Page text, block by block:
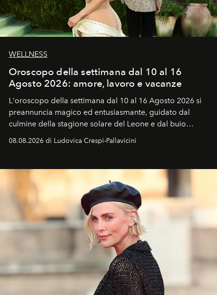
WELLNESS
Oroscopo della settimana dal 10 al 16
Agosto 2026: amore, lavoro e vacanze
L'oroscopo della settimana dal 10 al 16 Agosto 2026 si
preannuncia magico ed entusiasmante, guidato dal
culmine della stagione solare del Leone e dal buio
favorevole della Luna nuova in Leone del 12 agosto,
ideale per la notte delle Perseidi.
08.08.2026 di Ludovica Crespi-Pallavicini